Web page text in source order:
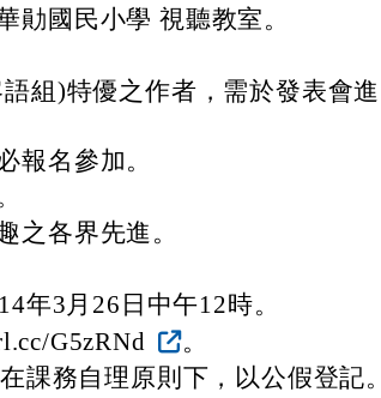
勛國民小學 視聽教室。
組)特優之作者，需於發表會進
報名參加。
之各界先進。
年3月26日中午12時。
G5zRNd
。
課務自理原則下，以公假登記。